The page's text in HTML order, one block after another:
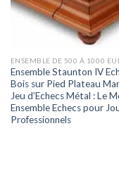
ENSEMBLE DE 500 À 1000
Ensemble Staunton IV
Bois sur Pied Plateau
Jeu d’Echecs Métal : Le
Ensemble Echecs pour
Professionnels